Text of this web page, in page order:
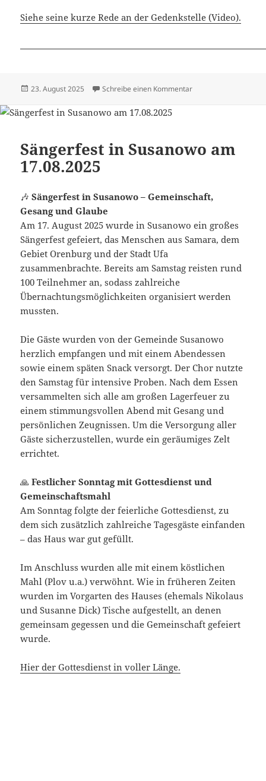
Siehe seine kurze Rede an der Gedenkstelle (Video).
Veröffentlicht
23. August 2025 Schreibe einen Kommentarzu Dimitri Mannikow
Sängerfest in Susanowo am
17.08.2025
🎶Sängerfest in Susanowo – Gemeinschaft,
Gesang und Glaube
Am 17. August 2025 wurde in Susanowo ein großes
Sängerfest gefeiert, das Menschen aus Samara, dem
Gebiet Orenburg und der Stadt Ufa
zusammenbrachte. Bereits am Samstag reisten rund
100 Teilnehmer an, sodass zahlreiche
Übernachtungsmöglichkeiten organisiert werden
mussten.
Die Gäste wurden von der Gemeinde Susanowo
herzlich empfangen und mit einem Abendessen
sowie einem späten Snack versorgt. Der Chor nutzte
den Samstag für intensive Proben. Nach dem Essen
versammelten sich alle am großen Lagerfeuer zu
einem stimmungsvollen Abend mit Gesang und
persönlichen Zeugnissen. Um die Versorgung aller
Gäste sicherzustellen, wurde ein geräumiges Zelt
errichtet.
🙏Festlicher Sonntag mit Gottesdienst und
Gemeinschaftsmahl
Am Sonntag folgte der feierliche Gottesdienst, zu
dem sich zusätzlich zahlreiche Tagesgäste einfanden
– das Haus war gut gefüllt.
Im Anschluss wurden alle mit einem köstlichen
Mahl (Plov u.a.) verwöhnt. Wie in früheren Zeiten
wurden im Vorgarten des Hauses (ehemals Nikolaus
und Susanne Dick) Tische aufgestellt, an denen
gemeinsam gegessen und die Gemeinschaft gefeiert
wurde.
Hier der Gottesdienst in voller Länge.